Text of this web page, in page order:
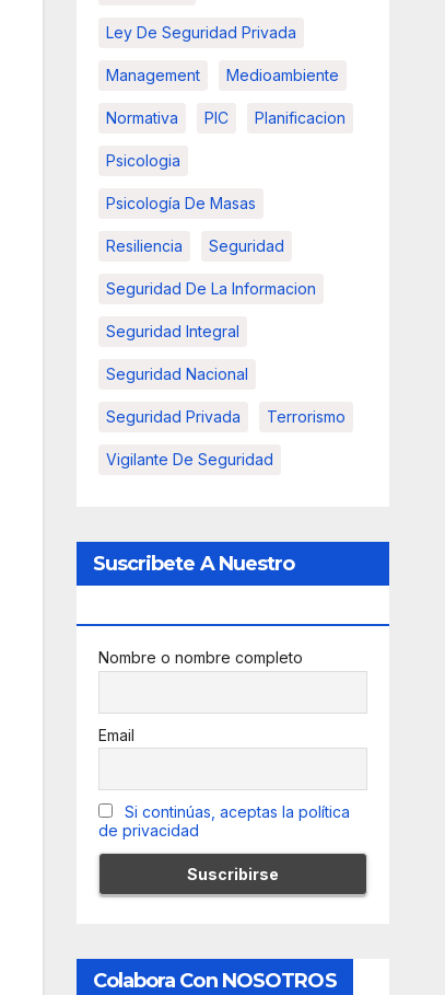
Ley De Seguridad Privada
Management Medioambiente
Normativa PIC Planificacion
Psicologia
Psicología De Masas
Resiliencia Seguridad
Seguridad De La Informacion
Seguridad Integral
Seguridad Nacional
Seguridad Privada Terrorismo
Vigilante De Seguridad
Suscribete A Nuestro
Nombre o nombre completo
Email
Si continúas, aceptas la política
de privacidad
Colabora Con NOSOTROS